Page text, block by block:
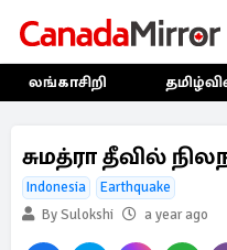
லங்காசிறி
சுமத்ரா தீவில்
Indonesia
Earthquake
By Sulokshi
a year ago